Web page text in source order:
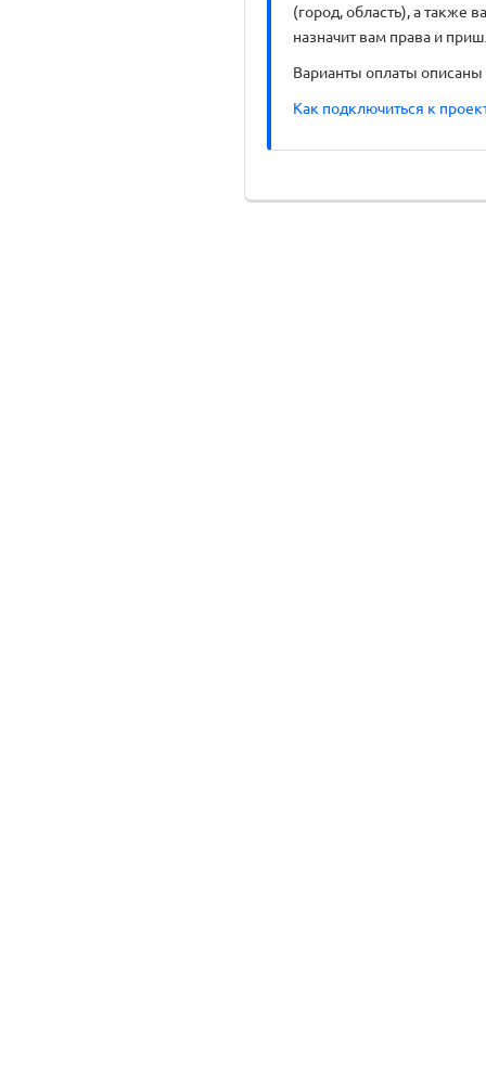
(город, область), а также
назначит вам права и
Варианты оплаты описаны
Как подключиться к